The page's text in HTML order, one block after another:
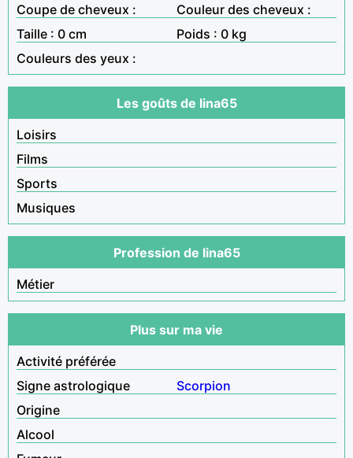
Coupe de cheveux :
Couleur des cheveux :
Taille : 0 cm
Poids : 0 kg
Couleurs des yeux :
Les goûts de lina65
Loisirs
Films
Sports
Musiques
Profession de lina65
Métier
Plus sur ma vie
Activité préférée
Signe astrologique
Scorpion
Origine
Alcool